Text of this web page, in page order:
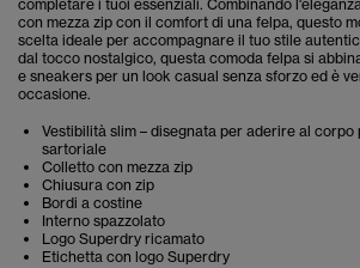
completare i tuoi essenziali. Combinando
con mezza zip con il comfort di una felpa, questo
scelta ideale per accompagnare il tuo stile
dal tocco nostalgico, questa comoda felpa si
e sneakers per un look casual senza sforzo ed è
occasione.
Vestibilità slim – disegnata per aderire al corpo
sartoriale
Colletto con mezza zip
Chiusura con zip
Bordi a costine
Interno spazzolato
Logo Superdry ricamato
Etichetta con logo Superdry